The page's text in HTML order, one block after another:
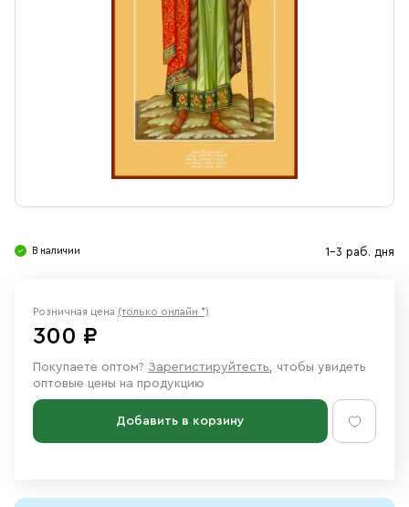
В наличии 1-3 раб. дня
Розничная цена (только онлайн *)
300 ₽
Покупаете оптом? Зарегистируйтесть, чтобы увидеть
оптовые цены на продукцию
Добавить в корзину